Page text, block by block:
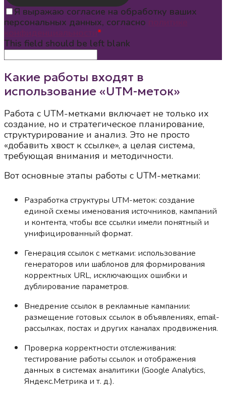
Я выражаю согласие на обработку ваших
персональных данных, согласно
*
This field should be left blank
Какие работы входят в
использование «UTM-меток»
Работа с UTM-метками включает не только их
создание, но и стратегическое планирование,
структурирование и анализ. Это не просто
«добавить хвост к ссылке», а целая система,
требующая внимания и методичности.
Вот основные этапы работы с UTM-метками:
Разработка структуры UTM-меток: создание
единой схемы именования источников, кампаний
и контента, чтобы все ссылки имели понятный и
унифицированный формат.
Генерация ссылок с метками: использование
генераторов или шаблонов для формирования
корректных URL, исключающих ошибки и
дублирование параметров.
Внедрение ссылок в рекламные кампании:
размещение готовых ссылок в объявлениях, email-
рассылках, постах и других каналах продвижения.
Проверка корректности отслеживания:
тестирование работы ссылок и отображения
данных в системах аналитики (Google Analytics,
Яндекс.Метрика и т. д.).